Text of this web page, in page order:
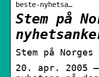
beste-nyhetsa…
Stem på
Stem på
20. apr. 2005